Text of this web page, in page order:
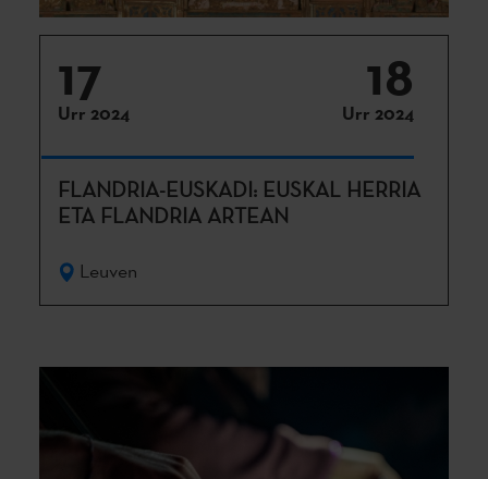
17
Urr 2024
18
Urr 2024
FLANDRIA-EUSKADI: EUSKAL HERRIA
ETA FLANDRIA ARTEAN
Leuven